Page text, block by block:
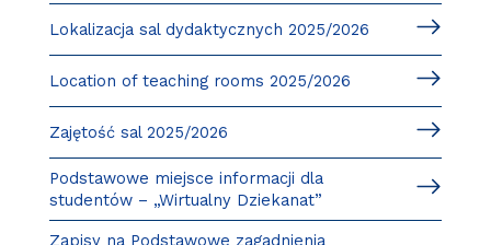
Lokalizacja sal dydaktycznych 2025/2026
Location of teaching rooms 2025/2026
Zajętość sal 2025/2026
Podstawowe miejsce informacji dla
studentów – „Wirtualny Dziekanat”
Zapisy na Podstawowe zagadnienia